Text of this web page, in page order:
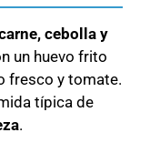
cebolla y
un huevo frito
fresco y tomate.
típica de
.